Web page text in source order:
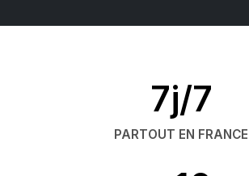
7j/7
PARTOUT EN FRANCE